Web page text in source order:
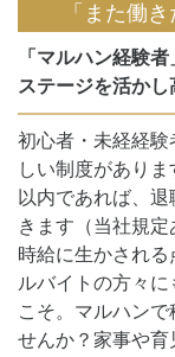
「また働
「マルハン経験
ステージを活かし
初心者・未経経
しい制度があり
以内であれば、
きます（当社規
時給に生かされ
ルバイトの方々
こそ。マルハン
せんか？家事や育